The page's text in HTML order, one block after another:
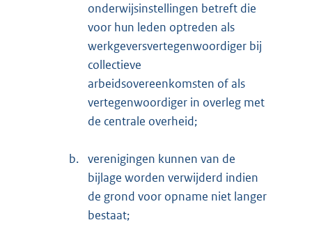
onderwijsinstellingen betreft die
voor hun leden optreden als
werkgeversvertegenwoordiger bij
collectieve
arbeidsovereenkomsten of als
vertegenwoordiger in overleg met
de centrale overheid;
b. verenigingen kunnen van de
bijlage worden verwijderd indien
de grond voor opname niet langer
bestaat;